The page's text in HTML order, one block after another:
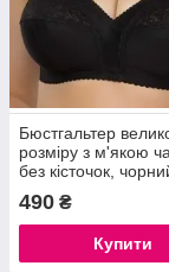
Бюстгальтер
розміру з м'якою
без кісточок,
490 ₴
Купити